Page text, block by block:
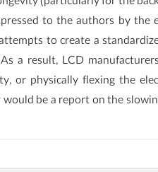
to the authors by
to create a
a result, LCD
or physically flexing the
be a report on the